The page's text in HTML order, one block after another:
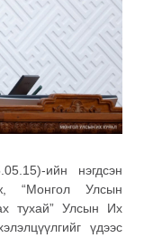
ийн нэгдсэн
“Монгол Улсын
тухай” Улсын Их
үдээс